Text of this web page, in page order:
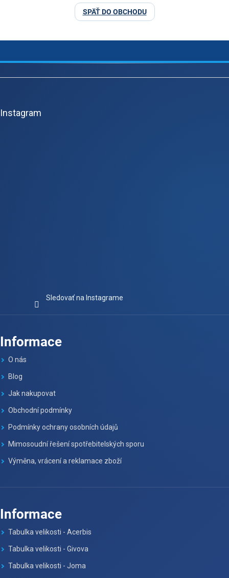
SPÄŤ DO OBCHODU
Z
pInstagram
Sledovať na Instagrame
Informace
O nás
Blog
Jak nakupovat
Obchodní podmínky
Podmínky ochrany osobních údajů
Mimosoudní řešení spotřebitelských sporu
Výměna, vrácení a reklamace zboží
Informace
Tabulka velikosti - Acerbis
Tabulka velikosti - Givova
Tabulka velikosti - Joma